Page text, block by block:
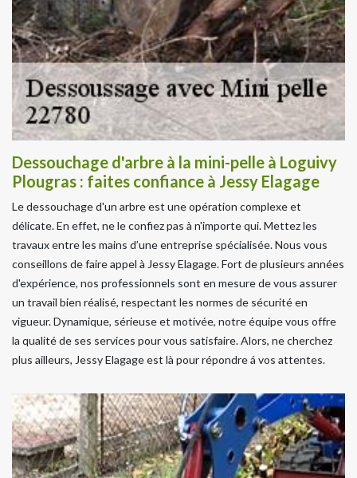
Dessouchage d'arbre à la mini-pelle à Loguivy
Plougras : faites confiance à Jessy Elagage
Le dessouchage d'un arbre est une opération complexe et
délicate. En effet, ne le confiez pas à n'importe qui. Mettez les
travaux entre les mains d’une entreprise spécialisée. Nous vous
conseillons de faire appel à Jessy Elagage. Fort de plusieurs années
d'expérience, nos professionnels sont en mesure de vous assurer
un travail bien réalisé, respectant les normes de sécurité en
vigueur. Dynamique, sérieuse et motivée, notre équipe vous offre
la qualité de ses services pour vous satisfaire. Alors, ne cherchez
plus ailleurs, Jessy Elagage est là pour répondre á vos attentes.